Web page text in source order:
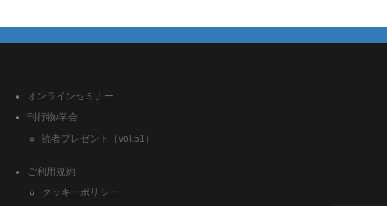
オンラインセミナー
刊行物/学会
読者プレゼント（vol.51）
ご利用規約
クッキーポリシー